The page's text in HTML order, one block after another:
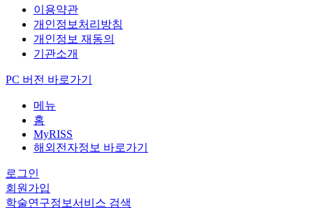
이용약관
개인정보처리방침
개인정보 재동의
기관소개
PC 버전 바로가기
메뉴
홈
MyRISS
해외전자정보 바로가기
로그인
회원가입
학술연구정보서비스 검색